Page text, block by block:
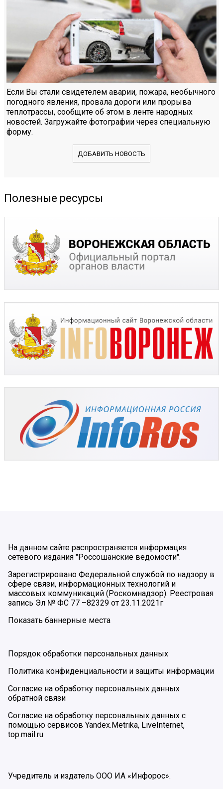
Если Вы стали свидетелем аварии, пожара, необычного
погодного явления, провала дороги или прорыва
теплотрассы, сообщите об этом в ленте народных
новостей. Загружайте фотографии через специальную
форму.
ДОБАВИТЬ НОВОСТЬ
Полезные ресурсы
На данном сайте распространяется информация
сетевого издания "Россошанские ведомости".
Зарегистрировано Федеральной службой по надзору в
сфере связи, информационных технологий и
массовых коммуникаций (Роскомнадзор). Реестровая
запись Эл № ФС 77 –82329 от 23.11.2021г
Показать баннерные места
Порядок обработки персональных данных
Политика конфиденциальности и защиты информации
Согласие на обработку персональных данных
обратной связи
Согласие на обработку персональных данных с
помощью сервисов Yandex.Metrika, LiveInternet,
top.mail.ru
Учредитель и издатель ООО ИА «Инфорос».